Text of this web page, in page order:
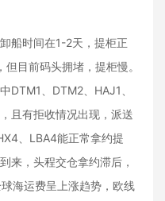
船时间在1-2天，提柜正
目前码头拥堵，提柜慢。
DTM1、DTM2、HAJ1、
且有拒收情况出现，派送
、LBA4能正常拿约提
来，头程交仓拿约滞后，
海运费呈上涨趋势，欧线